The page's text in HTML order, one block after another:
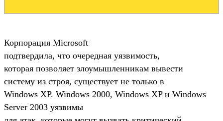
Корпорация Microsoft
подтвердила, что очередная уязвимость,
которая позволяет злоумышленникам вывести
систему из строя, существует не только в
Windows XP. Windows 2000, Windows XP и Windows
Server 2003 уязвимы